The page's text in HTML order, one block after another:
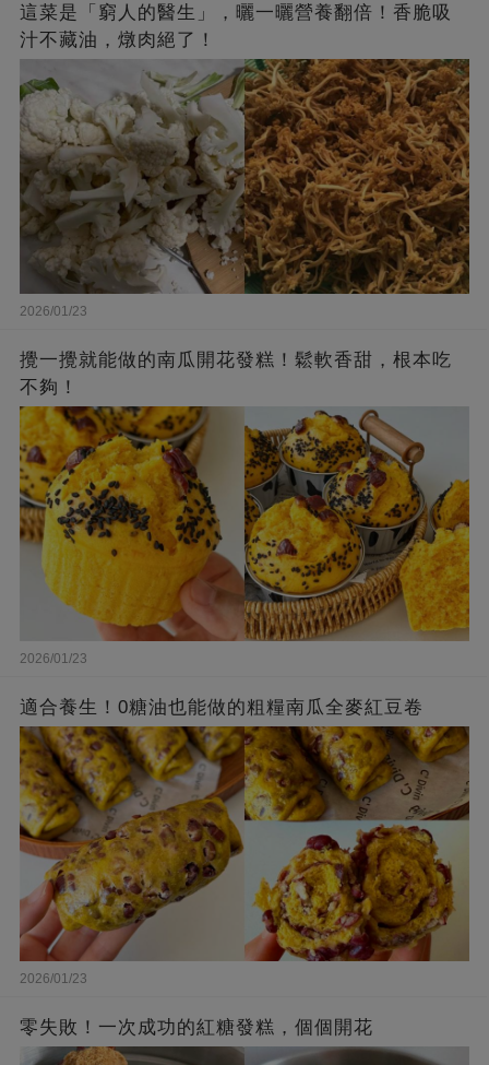
這菜是「窮人的醫生」，曬一曬營養翻倍！香脆吸
汁不藏油，燉肉絕了！
2026/01/23
攪一攪就能做的南瓜開花發糕！鬆軟香甜，根本吃
不夠！
2026/01/23
適合養生！0糖油也能做的粗糧南瓜全麥紅豆卷
2026/01/23
零失敗！一次成功的紅糖發糕，個個開花